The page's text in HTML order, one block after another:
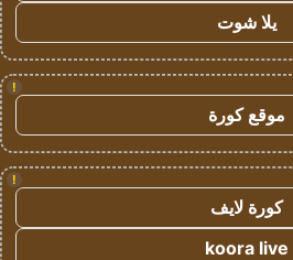
يلا شوت
!
موقع كورة
!
كورة لايف
koora live